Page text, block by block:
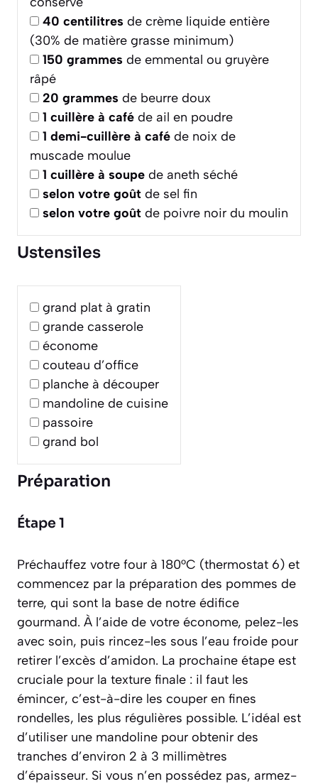
40 centilitres de crème liquide entière
(30% de matière grasse minimum)
150 grammes de emmental ou gruyère
râpé
20 grammes de beurre doux
1 cuillère à café de ail en poudre
1 demi-cuillère à café de noix de
muscade moulue
1 cuillère à soupe de aneth séché
selon votre goût de sel fin
selon votre goût de poivre noir du moulin
Ustensiles
grand plat à gratin
grande casserole
économe
couteau d’office
planche à découper
mandoline de cuisine
passoire
grand bol
Préparation
Étape 1
Préchauffez votre four à 180°C (thermostat 6) et
commencez par la préparation des pommes de
terre, qui sont la base de notre édifice
gourmand. À l’aide de votre économe, pelez-les
avec soin, puis rincez-les sous l’eau froide pour
retirer l’excès d’amidon. La prochaine étape est
cruciale pour la texture finale : il faut les
émincer, c’est-à-dire les couper en fines
rondelles, les plus régulières possible. L’idéal est
d’utiliser une mandoline pour obtenir des
tranches d’environ 2 à 3 millimètres
d’épaisseur. Si vous n’en possédez pas, armez-